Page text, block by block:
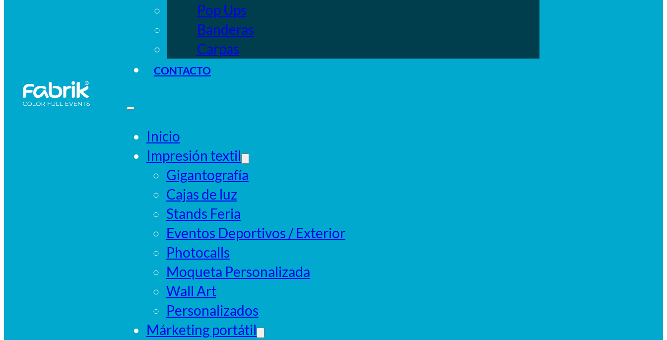
Pop Ups
Banderas
Carpas
CONTACTO
Inicio
Impresión textil
Gigantografía
Cajas de luz
Stands Feria
Eventos Deportivos / Exterior
Photocalls
Moqueta Personalizada
Wall Art
Personalizados
Márketing portátil